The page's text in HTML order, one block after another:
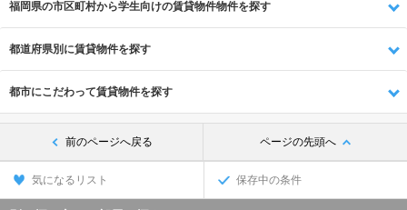
福岡県の市区町村から学生向けの賃貸物件物件を探す
都道府県別に賃貸物件を探す
都市にこだわって賃貸物件を探す
前のページへ戻る ページの先頭へ
気になるリスト 保存中の条件